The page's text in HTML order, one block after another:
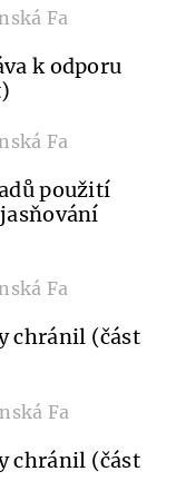
Fa
k odporu
Fa
použití
Fa
chránil (část
Fa
chránil (část